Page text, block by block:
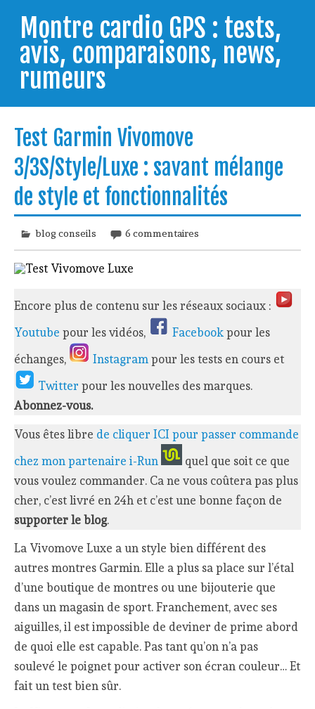
contentMontre cardio GPS : tests,
avis, comparaisons, news,
rumeurs
trouver celle qui répondra à vos besoins et
comprendre comment bien l'utiliser.
Test Garmin Vivomove
3/3S/Style/Luxe : savant mélange
de style et fonctionnalités
blog conseils 6 commentaires
Encore plus de contenu sur les réseaux sociaux :
Youtube pour les vidéos, Facebookpour les
échanges,
Instagrampour les tests en cours et
Twitterpour les nouvelles des marques.
Abonnez-vous.
Vous êtes libre de cliquer ICI pour passer commande
chez mon partenaire i-Run
quel que soit ce que
vous voulez commander. Ca ne vous coûtera pas plus
cher, c’est livré en 24h et c’est une bonne façon de
supporter le blog.
La Vivomove Luxe a un style bien différent des
autres montres Garmin. Elle a plus sa place sur l’étal
d’une boutique de montres ou une bijouterie que
dans un magasin de sport. Franchement, avec ses
aiguilles, il est impossible de deviner de prime abord
de quoi elle est capable. Pas tant qu’on n’a pas
soulevé le poignet pour activer son écran couleur… Et
fait un test bien sûr.